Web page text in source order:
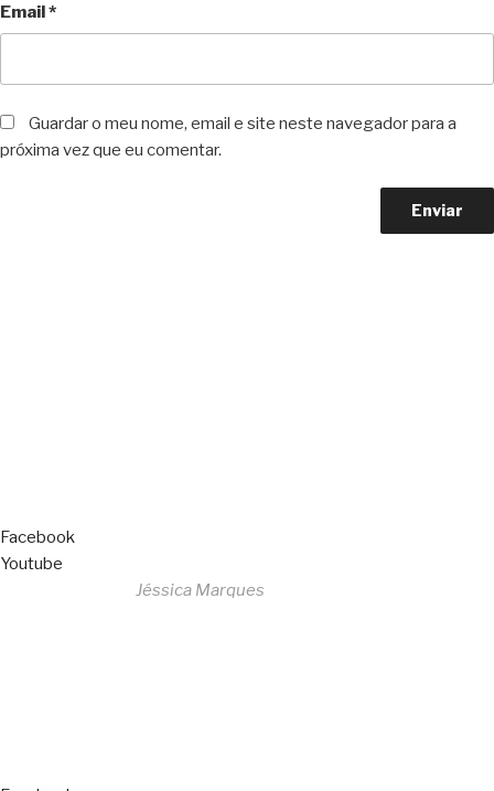
Email*
Guardar o meu nome, email e site neste navegador para a
próxima vez que eu comentar.
Facebook
Youtube
Jéssica Marques